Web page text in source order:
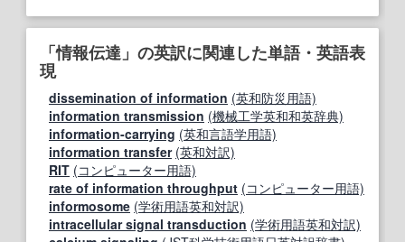
「情報伝達」の英訳に関連した単語・英語表
現
dissemination of information (英和防災用語)
information transmission (機械工学英和和英辞典)
information-carrying (英和言語学用語)
information transfer (英和対訳)
RIT (コンピューター用語)
rate of information throughput (コンピューター用語)
informosome (学術用語英和対訳)
intracellular signal transduction (学術用語英和対訳)